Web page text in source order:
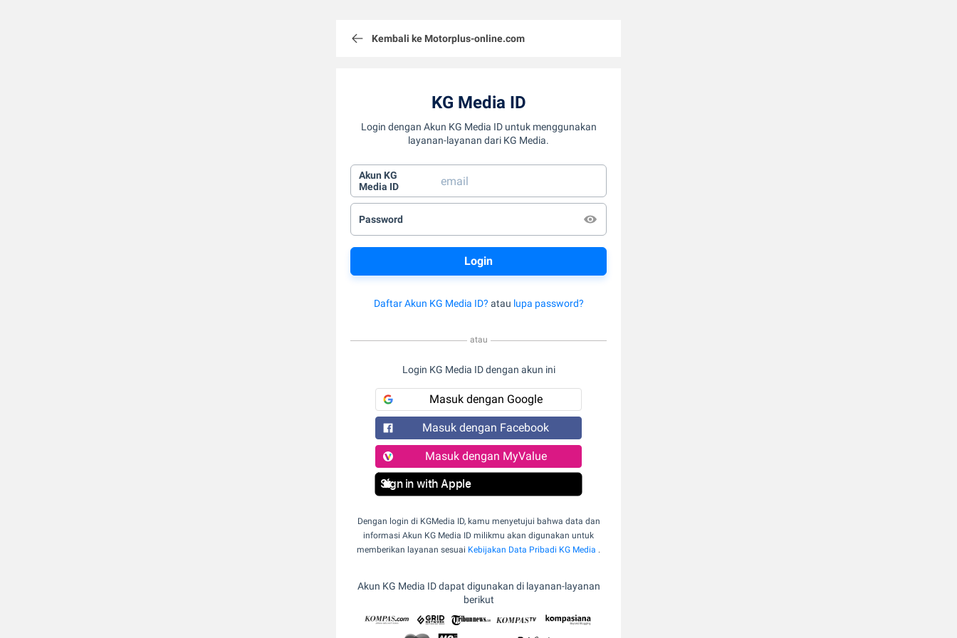
Kembali ke Motorplus-online.com
KG Media ID
Login dengan Akun KG Media ID untuk menggunakan
layanan-layanan dari KG Media.
Akun KG
Media ID
Password
Daftar Akun KG Media ID? atau lupa password?
atau
Login KG Media ID dengan akun ini
Masuk dengan Google
Masuk dengan Facebook
Masuk dengan MyValue
Sign in with Apple
Dengan login di KGMedia ID, kamu menyetujui bahwa data dan
informasi Akun KG Media ID milikmu akan digunakan untuk
memberikan layanan sesuai Kebijakan Data Pribadi KG Media .
Akun KG Media ID dapat digunakan di layanan-layanan
berikut